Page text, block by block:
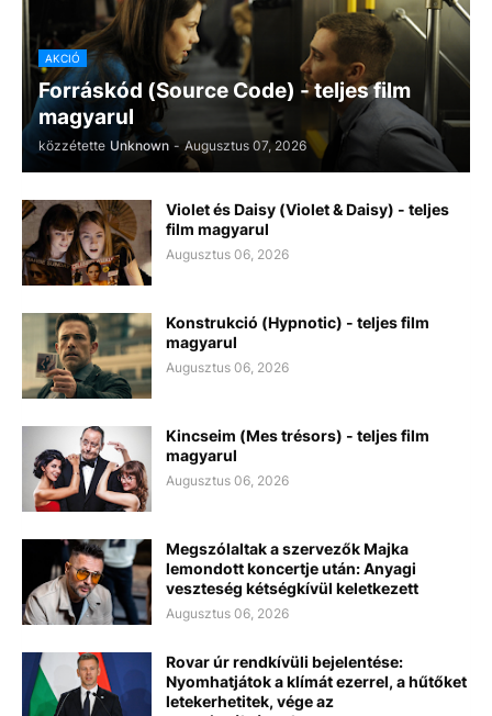
AKCIÓ
Forráskód (Source Code) - teljes film
magyarul
közzétette Unknown - Augusztus 07, 2026
Violet és Daisy (Violet & Daisy) - teljes
film magyarul
Augusztus 06, 2026
Konstrukció (Hypnotic) - teljes film
magyarul
Augusztus 06, 2026
Kincseim (Mes trésors) - teljes film
magyarul
Augusztus 06, 2026
Megszólaltak a szervezők Majka
lemondott koncertje után: Anyagi
veszteség kétségkívül keletkezett
Augusztus 06, 2026
Rovar úr rendkívüli bejelentése:
Nyomhatjátok a klímát ezerrel, a hűtőket
letekerhetitek, vége az